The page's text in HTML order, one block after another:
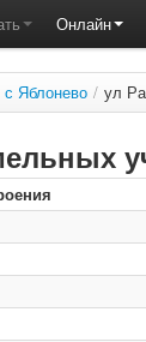
Онлайн
с Яблонево / ул